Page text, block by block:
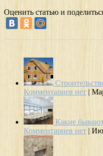
Оценить статью и
Комментариев нет |
Какие
Комментариев нет |